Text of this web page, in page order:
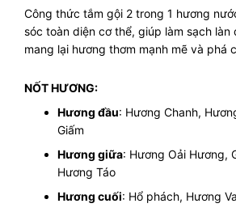
Công thức tắm gội 2 trong 1 hương
sóc toàn diện cơ thể, giúp làm sạch làn
mang lại hương thơm mạnh mẽ và phá
NỐT HƯƠNG:
Hương đầu: Hương Chanh,
Giấm
Hương giữa: Hương Oải Hương,
Hương Táo
Hương cuối: Hổ phách, Hương